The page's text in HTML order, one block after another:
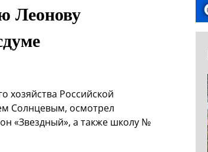
Леонову
хозяйства Российской
Солнцевым, осмотрел
«Звездный», а также школу №